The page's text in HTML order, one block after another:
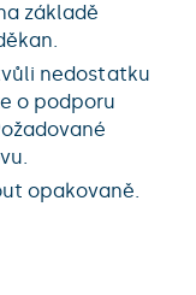
základě
nedostatku
o podporu
opakovaně.